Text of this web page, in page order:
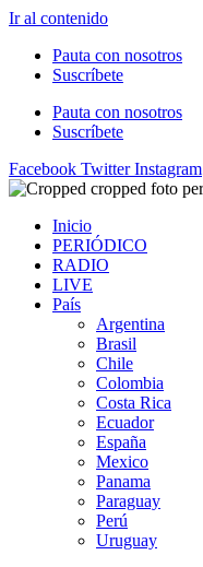
Ir al contenido
Pauta con nosotros
Suscríbete
Pauta con nosotros
Suscríbete
Facebook Twitter Instagram
Inicio
PERIÓDICO
RADIO
LIVE
País
Argentina
Brasil
Chile
Colombia
Costa Rica
Ecuador
España
Mexico
Panama
Paraguay
Perú
Uruguay